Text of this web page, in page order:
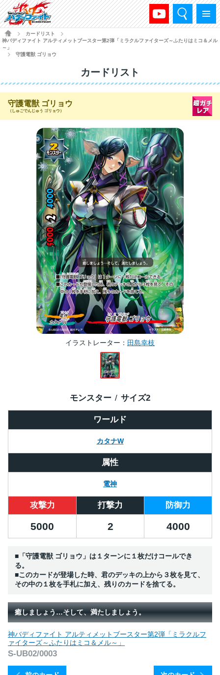
メニュー
検索
HOME
カードリスト
神バディファイト アルティメットブースター第2弾「ミラクルファイターズ～ふたりはミコ＆メル
～」
守護電獣 ゴリョウ
カードリスト
守護電獣 ゴリョウ
（しゅごでんじゅう ゴリョウ）
イラストレーター 田島幸枝
ワールド
カタナW
モンスター サイズ2
属性
電神
攻撃力 打撃力 防御力
5000 2 4000
■「守護電獣 ゴリョウ」は１ターンに１枚だけコールでき
る。
■このカードが登場した時、君のデッキの上から３枚を見て、
その中の１枚を手札に加え、残りのカードを捨てる。
癒しましょう…そして、満たしましょう。
神バディファイト アルティメットブースター第2弾「ミラクルフ
ァイターズ～ふたりはミコ＆メル～」
S-UB02/0003